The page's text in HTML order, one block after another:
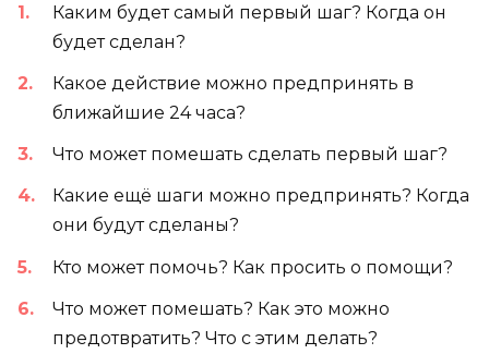
Каким будет самый первый шаг? Когда он
будет сделан?
Какое действие можно предпринять в
ближайшие 24 часа?
Что может помешать сделать первый шаг?
Какие ещё шаги можно предпринять? Когда
они будут сделаны?
Кто может помочь? Как просить о помощи?
Что может помешать? Как это можно
предотвратить? Что с этим делать?